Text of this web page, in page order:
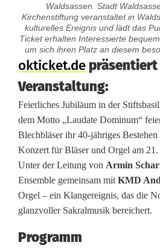
Waldsassen. Stadt
Kirchenstiftung veranstaltet in
kulturelles Ereignis und lädt das
Ticket erhalten Interessierte
um sich ihren Platz an diesem
K
o
n
z
e
r
t
okticket.de
Veranstaltung:
Feierliches Jubiläum in der
dem Motto „Laudate Dominum“
Blechbläser ihr 40-jähriges
Konzert für Bläser und Orgel am
Unter der Leitung von Armin
Ensemble gemeinsam mit KMD
Orgel – ein Klangereignis, das die
glanzvoller Sakralmusik bereichert.
Programm